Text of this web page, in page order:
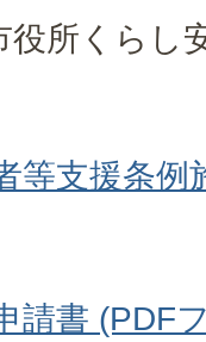
所くらし
等支援条例
請書 (PDF